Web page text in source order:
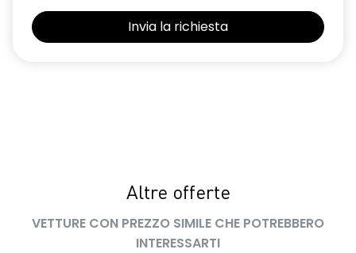
Selleria Stepway in tessuto blu e nero
Volante regolabile in altezza e profondità
Altre offerte
VETTURE CON PREZZO SIMILE CHE POTREBBERO
INTERESSARTI